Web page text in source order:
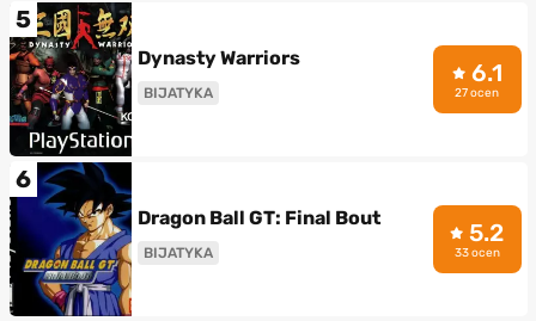
5
Dynasty Warriors
BIJATYKA
6.1
27 ocen
6
Dragon Ball GT: Final Bout
BIJATYKA
5.2
33 ocen